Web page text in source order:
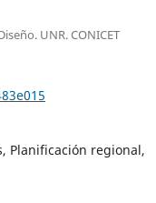
UNR. CONICET
Planificación regional,